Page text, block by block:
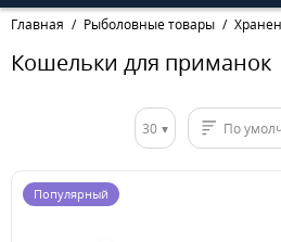
Главная Рыболовные товары
Кошельки для приманок
30 По
Популярный